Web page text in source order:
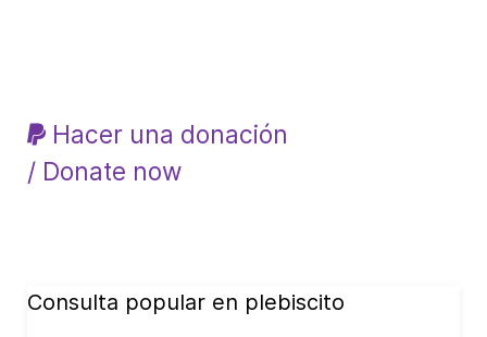
Hacer una donación
/ Donate now
Consulta popular en plebiscito